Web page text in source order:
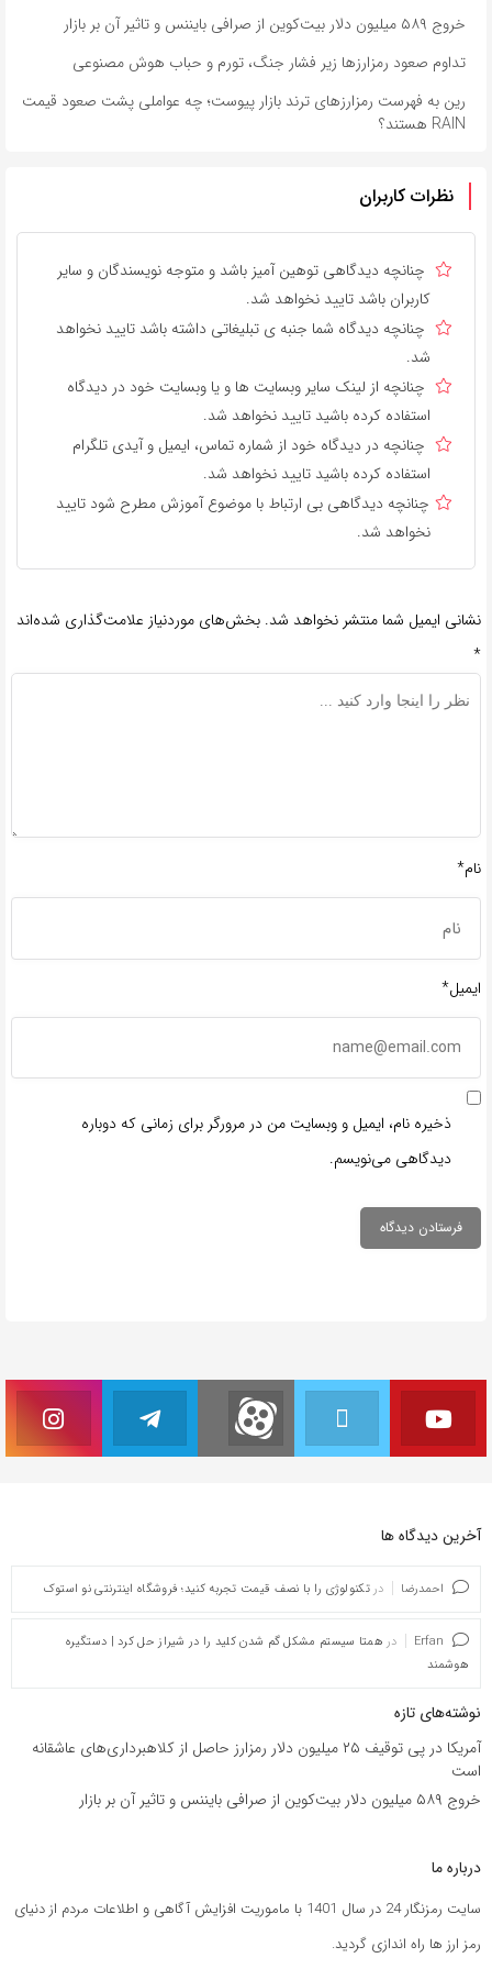
خروج ۵۸۹ میلیون دلار بیت‌کوین از صرافی بایننس و تاثیر آن بر بازار
تداوم صعود رمزارزها زیر فشار جنگ، تورم و حباب هوش مصنوعی
رین به فهرست رمزارزهای ترند بازار پیوست؛ چه عواملی پشت صعود قیمت
RAIN هستند؟
نظرات کاربران
چنانچه دیدگاهی توهین آمیز باشد و متوجه نویسندگان و سایر
کاربران باشد تایید نخواهد شد.
چنانچه دیدگاه شما جنبه ی تبلیغاتی داشته باشد تایید نخواهد
شد.
چنانچه از لینک سایر وبسایت ها و یا وبسایت خود در دیدگاه
استفاده کرده باشید تایید نخواهد شد.
چنانچه در دیدگاه خود از شماره تماس، ایمیل و آیدی تلگرام
استفاده کرده باشید تایید نخواهد شد.
چنانچه دیدگاهی بی ارتباط با موضوع آموزش مطرح شود تایید
نخواهد شد.
نشانی ایمیل شما منتشر نخواهد شد. بخش‌های موردنیاز علامت‌گذاری شده‌اند
*
نام*
ایمیل*
ذخیره نام، ایمیل و وبسایت من در مرورگر برای زمانی که دوباره
دیدگاهی می‌نویسم.
آخرین دیدگاه ها
احمدرضا در تکنولوژی را با نصف قیمت تجربه کنید؛ فروشگاه اینترنتی نو استوک
Erfan در همتا سیستم مشکل گم شدن کلید را در شیراز حل کرد | دستگیره
هوشمند
نوشته‌های تازه
آمریکا در پی توقیف ۲۵ میلیون دلار رمزارز حاصل از کلاهبرداری‌های عاشقانه
است
خروج ۵۸۹ میلیون دلار بیت‌کوین از صرافی بایننس و تاثیر آن بر بازار
درباره ما
سایت رمزنگار 24 در سال 1401 با ماموریت افزایش آگاهی و اطلاعات مردم از دنیای
رمز ارز ها راه اندازی گردید.